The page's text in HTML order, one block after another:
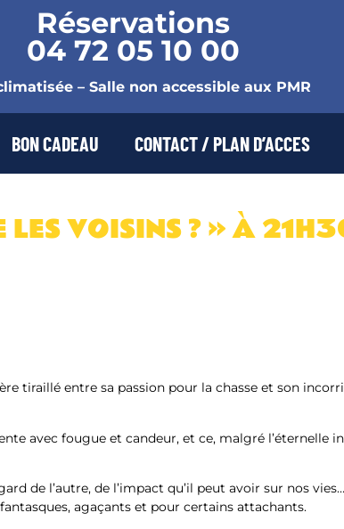
Réservations
04 72 05 10 00
– Salle non accessible aux PMR
BON CADEAU CONTACT / PLAN D’ACCES
VOISINS ? » À
tiraillé entre sa passion pour la chasse et son
avec fougue et candeur, et ce, malgré l’éternelle
de l’autre, de l’impact qu’il peut avoir sur nos
agaçants et pour certains attachants.